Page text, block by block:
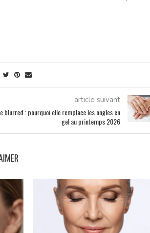
article suivant
blurred : pourquoi elle remplace les ongles en
gel au printemps 2026